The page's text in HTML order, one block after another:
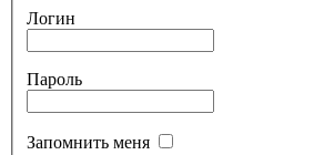
Логин
Пароль
Запомнить меня